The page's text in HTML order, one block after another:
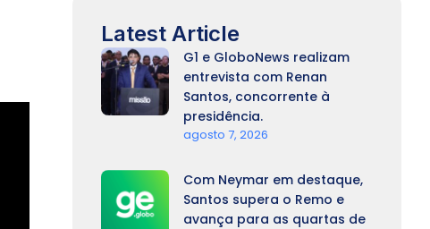
Latest Article
G1 e GloboNews realizam
entrevista com Renan
Santos, concorrente à
presidência.
agosto 7, 2026
Com Neymar em destaque,
Santos supera o Remo e
avança para as quartas de